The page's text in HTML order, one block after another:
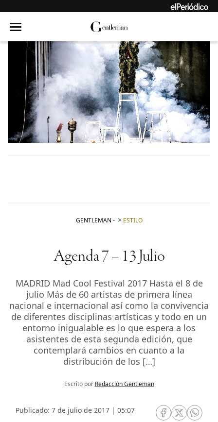
GENTLEMAN - ESTILO
Agenda 7 – 13 Julio
MADRID Mad Cool Festival 2017 Hasta el 8 de
julio Más de 60 artistas de primera línea
nacional e internacional así como la convivencia
de diferentes disciplinas artísticas y todo en un
entorno inigualable es lo que espera a los
asistentes de esta segunda edición, que
contemplará cambios en cuanto a la
distribución de los […]
Escrito por Redacción Gentleman
Publicado: 7 de julio de 2017 | 05:07
RRSS Facebook
RRSSRRSS